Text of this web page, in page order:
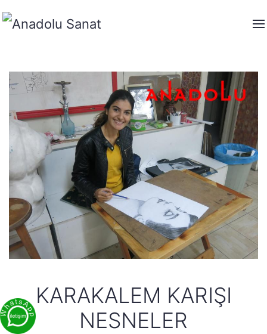
KARAKALEM KARIŞI
NESNELER